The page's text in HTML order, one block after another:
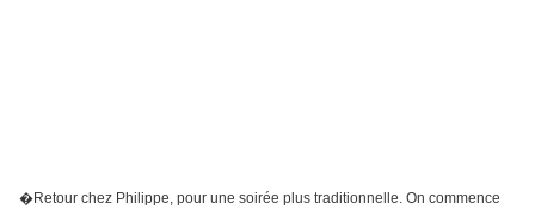
�Retour chez Philippe, pour une soirée plus traditionnelle. On commence